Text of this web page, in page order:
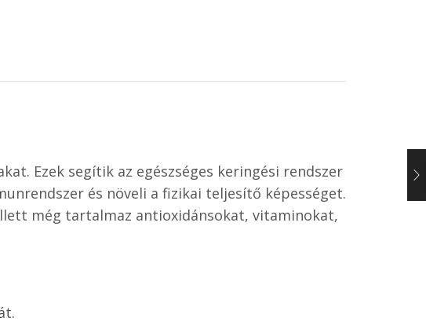
Ezek segítik az egészséges keringési rendszer
és növeli a fizikai teljesítő képességet.
még tartalmaz antioxidánsokat, vitaminokat,